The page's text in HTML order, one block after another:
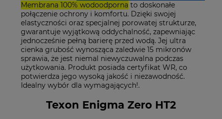
Membrana 100% wodoodporna to doskonałe
połączenie ochrony i komfortu. Dzięki swojej
elastyczności oraz specjalnej porowatej strukturze,
gwarantuje wyjątkową oddychalność, zapewniając
jednocześnie pełną barierę przed wodą. Jej ultra
cienka grubość wynosząca zaledwie 15 mikronów
sprawia, że jest niemal niewyczuwalna podczas
użytkowania. Produkt posiada certyfikat WR, co
potwierdza jego wysoką jakość i niezawodność.
Idealny wybór dla wymagających!.
Texon Enigma Zero HT2